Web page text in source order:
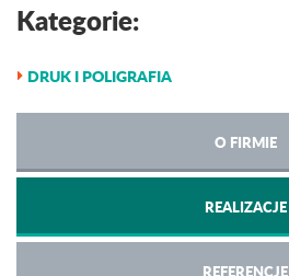
Kategorie:
DRUK I POLIGRAFIA
O FIRMIE
REALIZACJE
REFERENCJE